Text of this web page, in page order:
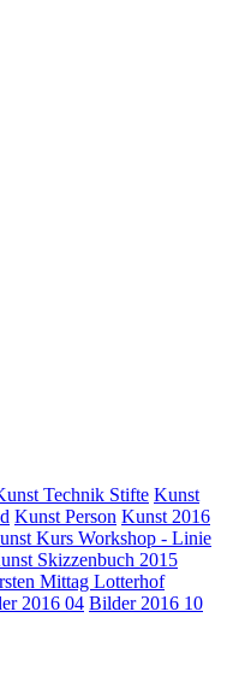
Technik Stifte Kunst
Kunst Person Kunst 2016
Kurs Workshop - Linie
Skizzenbuch 2015
Mittag Lotterhof
2016 04 Bilder 2016 10